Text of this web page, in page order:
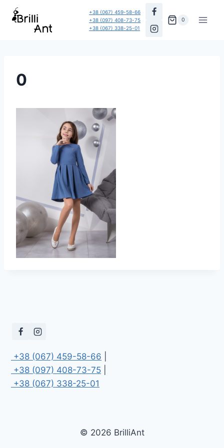
Перейти
+38 (067) 459-58-66
+38 (097) 408-73-75
+38 (067) 338-25-01
0
0
+38 (067) 459-58-66
+38 (097) 408-73-75
+38 (067) 338-25-01
© 2026 BrilliAnt